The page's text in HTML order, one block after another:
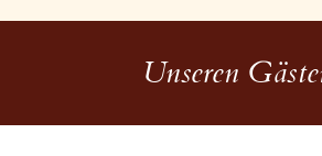
Unseren